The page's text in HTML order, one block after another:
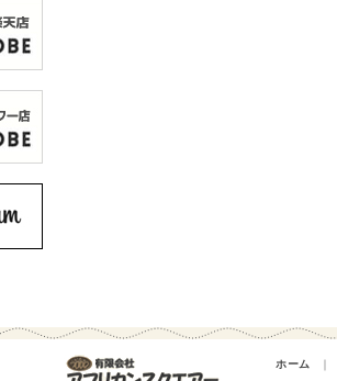
ホーム ｜